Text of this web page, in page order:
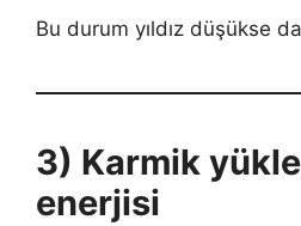
Bu durum yıldız düşükse
3) Karmik
enerjisi